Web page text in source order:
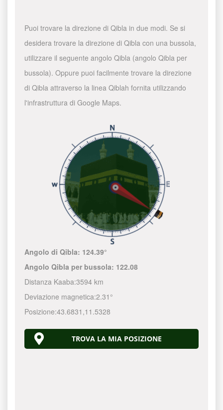
Puoi trovare la direzione di Qibla in due modi. Se si
desidera trovare la direzione di Qibla con una bussola,
utilizzare il seguente angolo Qibla (angolo Qibla per
bussola). Oppure puoi facilmente trovare la direzione
di Qibla attraverso la linea Qiblah fornita utilizzando
l'infrastruttura di Google Maps.
Angolo di Qibla: 124.39°
Angolo Qibla per bussola: 122.08
Distanza Kaaba:3594 km
Deviazione magnetica:2.31°
Posizione:43.6831 ,11.5328
TROVA LA MIA POSIZIONE